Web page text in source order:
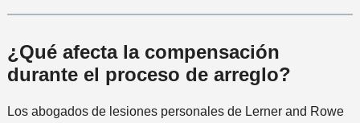
¿Qué afecta la compensación
durante el proceso de arreglo?
Los abogados de lesiones personales de Lerner and Rowe